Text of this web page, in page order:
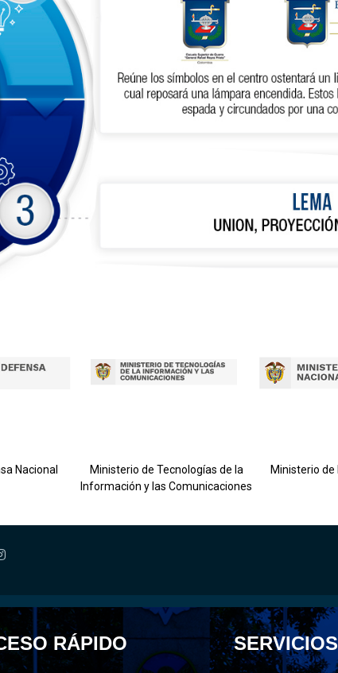
Nacional
Ministerio de Tecnologías de la
Información y las Comunicaciones
Ministerio de
RÁPIDO SERVICIOS